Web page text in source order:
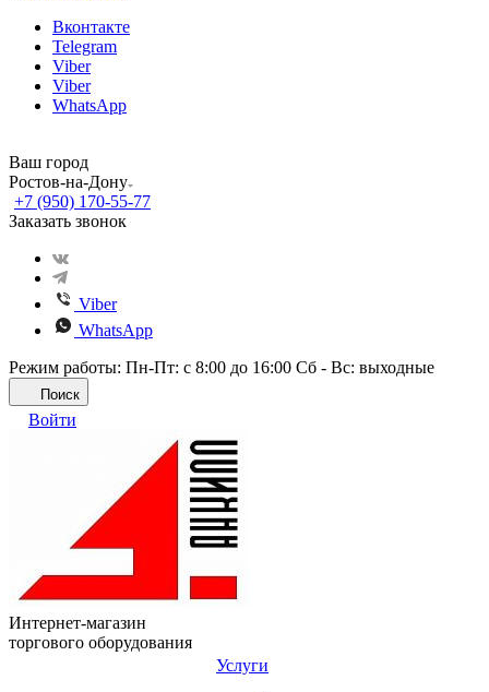
Вконтакте
Telegram
Viber
Viber
WhatsApp
Ваш город
Ростов-на-Дону
+7 (950) 170-55-77
Заказать звонок
Viber
WhatsApp
Режим работы: Пн-Пт: с 8:00 до 16:00 Сб - Вс: выходные
Поиск
Войти
Интернет-магазин
торгового оборудования
Услуги